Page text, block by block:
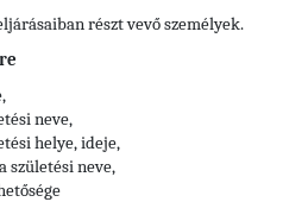
részt vevő személyek.
neve,
helye, ideje,
születési neve,